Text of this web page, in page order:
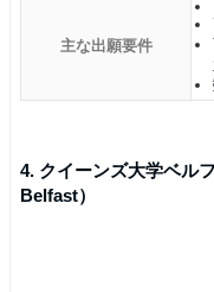
主な出願要件
4. クイーンズ大学ベル
Belfast）